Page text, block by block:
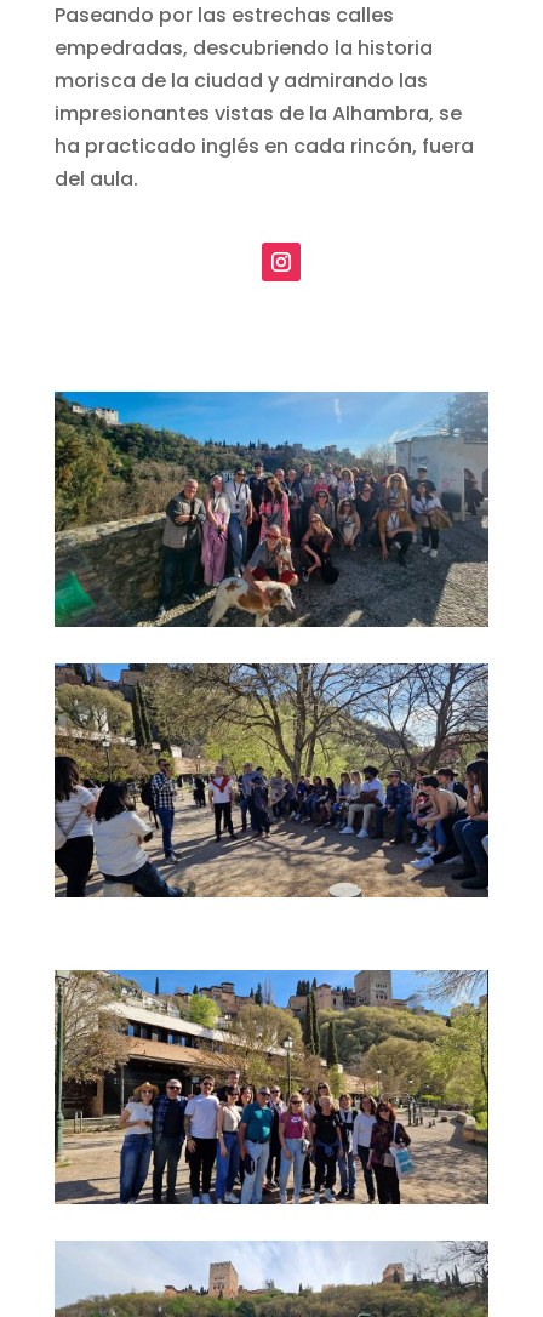
Paseando por las estrechas calles
empedradas, descubriendo la historia
morisca de la ciudad y admirando las
impresionantes vistas de la Alhambra, se
ha practicado inglés en cada rincón, fuera
del aula.